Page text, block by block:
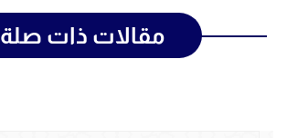
مقالات ذات صلة